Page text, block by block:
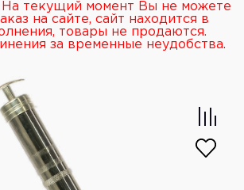
На текущий момент Вы не можете
на сайте, сайт находится в
товары не продаются.
за временные неудобства.